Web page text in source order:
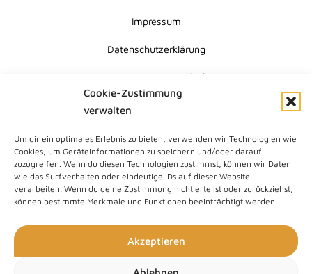
Cookie-Zustimmung
verwalten
Um dir ein optimales Erlebnis zu bieten, verwenden wir Technologien wie
Cookies, um Geräteinformationen zu speichern und/oder darauf
zuzugreifen. Wenn du diesen Technologien zustimmst, können wir Daten
wie das Surfverhalten oder eindeutige IDs auf dieser Website
verarbeiten. Wenn du deine Zustimmung nicht erteilst oder zurückziehst,
können bestimmte Merkmale und Funktionen beeinträchtigt werden.
Akzeptieren
Impressum
Datenschutzerklärung
Erklärung zur Barrierefreiheit
Cookie-Richtlinie (EU)
Search
Submit